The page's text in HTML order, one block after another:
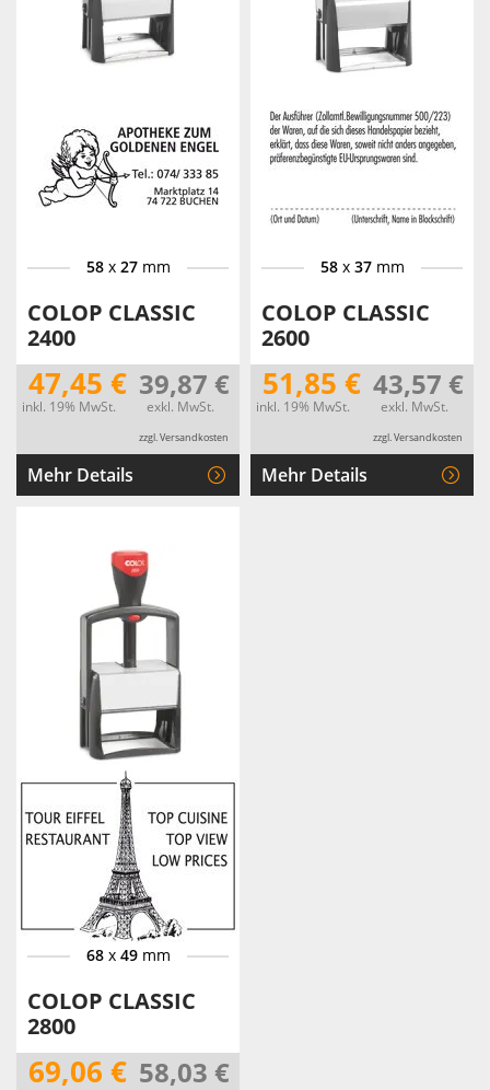
58x 27mm
COLOP CLASSIC
2400
47,45 €
inkl. 19% MwSt.
39,87 €
exkl. MwSt.
zzgl. Versandkosten
Mehr Details
58x 37mm
COLOP CLASSIC
2600
51,85 €
inkl. 19% MwSt.
43,57 €
exkl. MwSt.
zzgl. Versandkosten
Mehr Details
68x 49mm
COLOP CLASSIC
2800
69,06 € 58,03 €